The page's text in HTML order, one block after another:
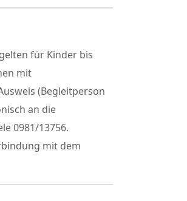
für Kinder bis
mit
(Begleitperson
an die
0981/13756.
mit dem